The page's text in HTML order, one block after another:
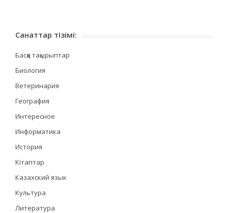
Санаттар тізімі:
Басқа тақырыптар
Биология
Ветеринария
География
Интересное
Информатика
История
Кітаптар
Казахский язык
Культура
Литература